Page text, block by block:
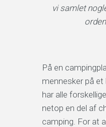
vi samlet
På en
mennesker på
har alle
netop en del af
camping. For at